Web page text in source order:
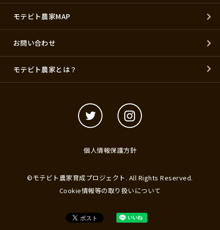
モテビト農家MAP
お問い合わせ
モテビト農家とは？
個人情報保護方針
©モテビト農家育成プロジェクト. All Rights Reserved.
Cookie情報等の取り扱いについて